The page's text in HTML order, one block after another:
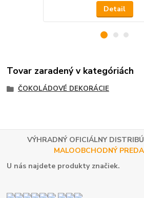
Detail
Tovar zaradený v kategóriách
ČOKOLÁDOVÉ DEKORÁCIE
VÝHRADNÝ OFICIÁLNY
MALOOBCHODNÝ
U nás najdete produkty značiek.